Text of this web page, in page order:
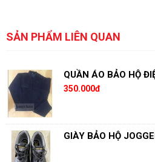
SẢN PHẨM LIÊN QUAN
QUẦN ÁO BẢO HỘ
350.000đ
GIÀY BẢO HỘ